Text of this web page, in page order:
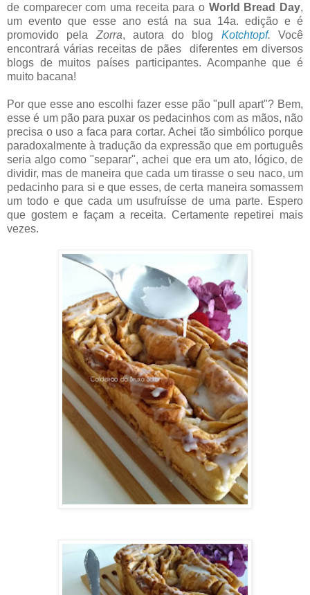
de comparecer com uma receita para o World Bread Day,
um evento que esse ano está na sua 14a. edição e é
promovido pela Zorra, autora do blog Kotchtopf.Você
encontrará várias receitas de pães diferentes em diversos
blogs de muitos países participantes. Acompanhe que é
muito bacana!
Por que esse ano escolhi fazer esse pão "pull apart"? Bem,
esse é um pão para puxar os pedacinhos com as mãos, não
precisa o uso a faca para cortar. Achei tãosimbólico porque
paradoxalmente à tradução da expressão que em português
seria algo como "separar", achei que era um ato, lógico, de
dividir, mas de maneira que cada um tirasse o seu naco, um
pedacinho para si e que esses, de certa maneira somassem
um todo e que cada um usufruísse de uma parte. Espero
que gostem e façam a receita. Certamente repetirei mais
vezes.